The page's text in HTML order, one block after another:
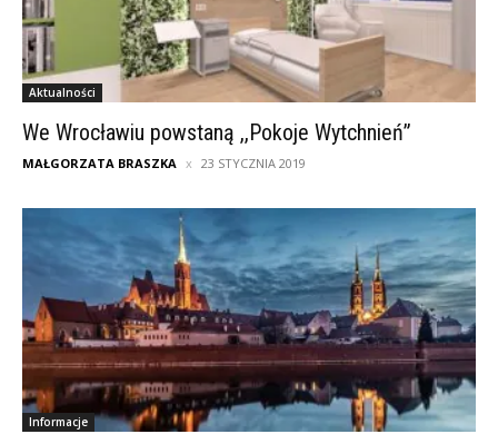
Aktualności
We Wrocławiu powstaną ,,Pokoje Wytchnień”
MAŁGORZATA BRASZKA 23 STYCZNIA 2019
Informacje